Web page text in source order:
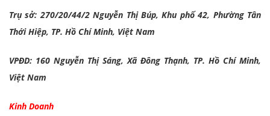
Trụ sở: 270/20/44/2 Nguyễn Thị Búp, Khu phố 42, Phường Tân
Thới Hiệp, TP. Hồ Chí Minh, Việt Nam
VPĐD: 160 Nguyễn Thị Sáng, Xã Đông Thạnh, TP. Hồ Chí Minh,
Việt Nam
Kinh Doanh